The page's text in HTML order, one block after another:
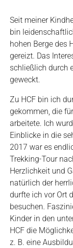
Seit meiner
bin
hohen Berge des
gereizt. Das
schließlich durch
geweckt.
Zu HCF bin ich
gekommen, die
arbeitete. Ich
Einblicke in die
2017 war es
Trekking-Tour
Herzlichkeit und
natürlich der
durfte ich vor Ort
besuchen.
Kinder in den
HCF die
z. B. eine